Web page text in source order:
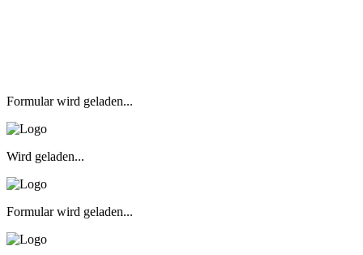
Formular wird geladen...
Wird geladen...
Formular wird geladen...